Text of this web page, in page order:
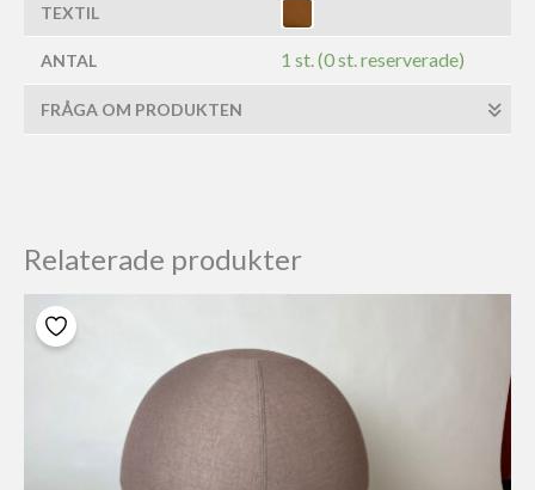
TEXTIL
ANTAL 1 st. (0 st. reserverade)
FRÅGA OM PRODUKTEN
Relaterade produkter